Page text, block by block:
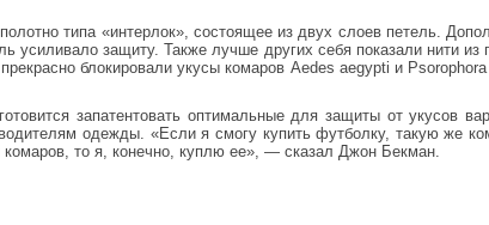
типа «интерлок», состоящее из двух слоев петель.
усиливало защиту. Также лучше других себя показали нити из
блокировали укусы комаров Aedes aegypti и
запатентовать оптимальные для защиты от укусов
одежды. «Если я смогу купить футболку, такую же
то я, конечно, куплю ее», — сказал Джон Бекман.